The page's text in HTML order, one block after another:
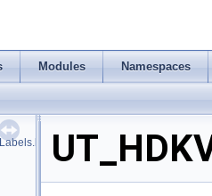
Modules Namespaces